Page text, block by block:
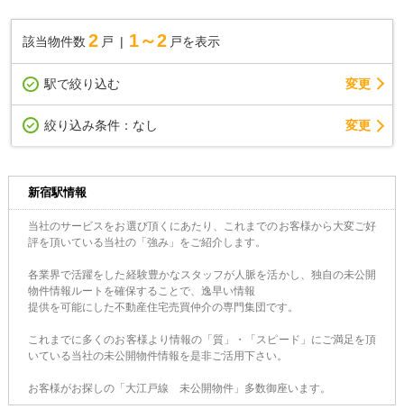
該当物件数 2 戸 1～2 戸を表示
駅で絞り込む 変更
絞り込み条件： なし 変更
新宿駅情報
当社のサービスをお選び頂くにあたり、これまでのお客様から大変ご好
評を頂いている当社の「強み」をご紹介します。
各業界で活躍をした経験豊かなスタッフが人脈を活かし、独自の未公開
物件情報ルートを確保することで、逸早い情報
提供を可能にした不動産住宅売買仲介の専門集団です。
これまでに多くのお客様より情報の「質」・「スピード」にご満足を頂
いている当社の未公開物件情報を是非ご活用下さい。
お客様がお探しの「大江戸線 未公開物件」多数御座います。